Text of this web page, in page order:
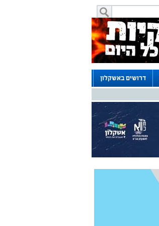
דרושים באשקלון